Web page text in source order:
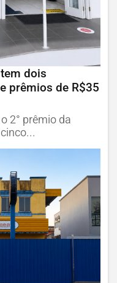
dois
prêmios de R$35
2° prêmio da